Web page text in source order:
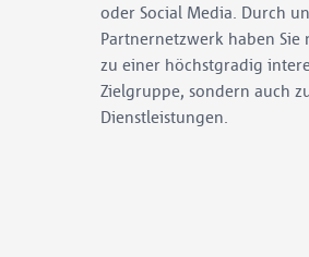
oder Social Media. Durch
Partnernetzwerk haben Sie
zu einer höchstgradig
Zielgruppe, sondern auch
Dienstleistungen.